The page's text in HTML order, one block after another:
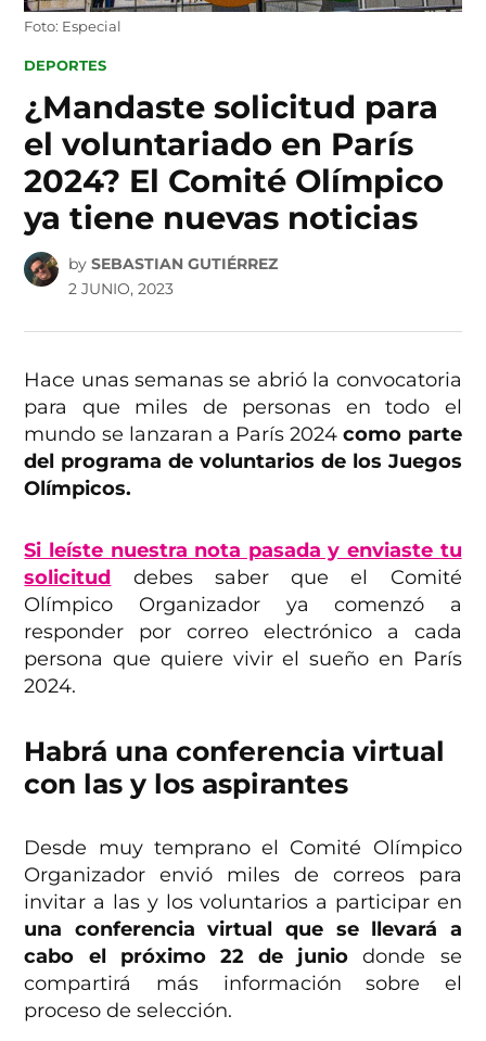
Foto: Especial
POSTED
DEPORTES
¿Mandaste solicitud para
el voluntariado en París
2024? El Comité Olímpico
ya tiene nuevas noticias
by SEBASTIAN GUTIÉRREZ
2 JUNIO, 2023
Hace unas semanas se abrió la convocatoria
para que miles de personas en todo el
mundo se lanzaran a París 2024como parte
del programa de voluntarios de los Juegos
Olímpicos.
Si leíste nuestra nota pasada y enviaste tu
solicitud debes saber que el Comité
Olímpico Organizador ya comenzó a
responder por correo electrónico a cada
persona que quiere vivir el sueño en París
2024.
Habrá una conferencia virtual
con las y los aspirantes
Desde muy temprano el Comité Olímpico
Organizador envió miles de correos para
invitar a las y los voluntarios a participar en
una conferencia virtual que se llevará a
cabo el próximo 22 de junio donde se
compartirá más información sobre el
proceso de selección.